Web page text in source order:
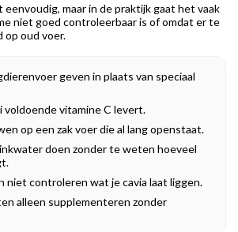
maar in de praktijk gaat het vaak
niet goed controleerbaar is of omdat er te
oud voer.
geven in plaats van speciaal
voldoende vitamine C levert.
op een zak voer die al lang openstaat.
doen zonder te weten hoeveel
niet controleren wat je cavia laat liggen.
alleen supplementeren zonder